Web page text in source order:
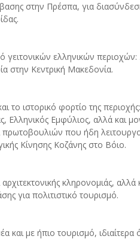
στην Πρέσπα, για
γειτονικών ελληνικών
στην Κεντρική Μακεδονία.
το ιστορικό φορτίο της
Εμφύλιος, αλλά και
που ήδη
Κίνησης Κοζάνης στο Βόιο.
αρχιτεκτονικής κληρονομιάς,
για πολιτιστικό τουρισμό.
και με ήπιο τουρισμό,